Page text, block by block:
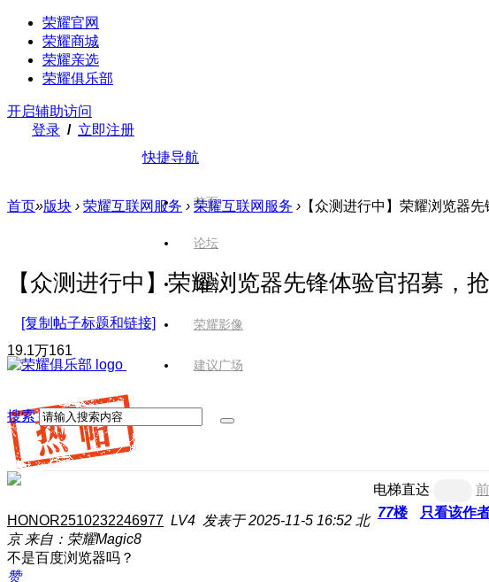
荣耀官网
荣耀商城
荣耀亲选
荣耀俱乐部
开启辅助访问
登录 / 立即注册
快捷导航
首页
论坛
版块
荣耀影像
建议广场
搜索
首页»版块 › 荣耀互联网服务 › 荣耀互联网服务 › 【众测进行中】荣耀浏览器
【众测进行中】荣耀浏览器先锋体验官招募，
[复制帖子标题和链接]
19.1万161
电梯直达
77楼 只看该作
HONOR2510232246977 LV4 发表于 2025-11-5 16:52 北
京 来自：荣耀Magic8
不是百度浏览器吗？
赞